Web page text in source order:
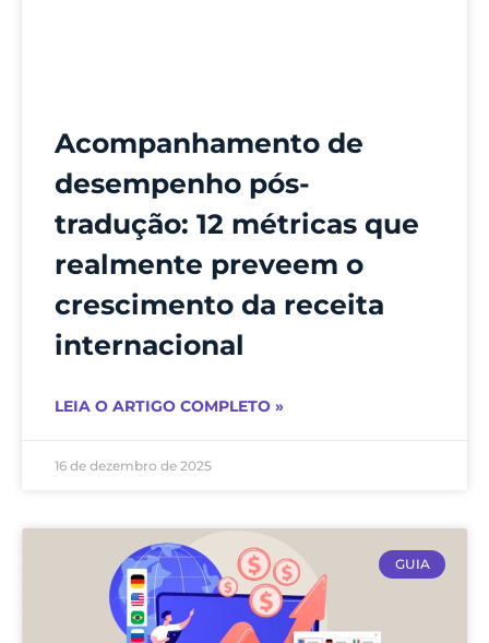
Acompanhamento de
desempenho pós-
tradução: 12 métricas que
realmente preveem o
crescimento da receita
internacional
LEIA O ARTIGO COMPLETO »
16 de dezembro de 2025
GUIA